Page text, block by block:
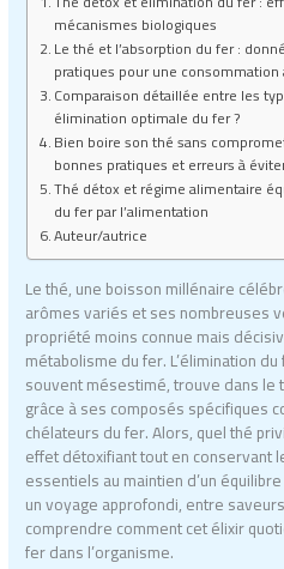
mécanismes biologiques
Le thé et l’absorption du fer :
pratiques pour une consommation
Comparaison détaillée entre les
élimination optimale du fer ?
Bien boire son thé sans
bonnes pratiques et erreurs à
Thé détox et régime alimentaire
du fer par l’alimentation
Auteur/autrice
Le thé, une boisson millénaire
arômes variés et ses nombreuses
propriété moins connue mais
métabolisme du fer. L’élimination
souvent mésestimé, trouve dans le
grâce à ses composés spécifiques
chélateurs du fer. Alors, quel thé
effet détoxifiant tout en conservant
essentiels au maintien d’un
un voyage approfondi, entre
comprendre comment cet élixir
fer dans l’organisme.